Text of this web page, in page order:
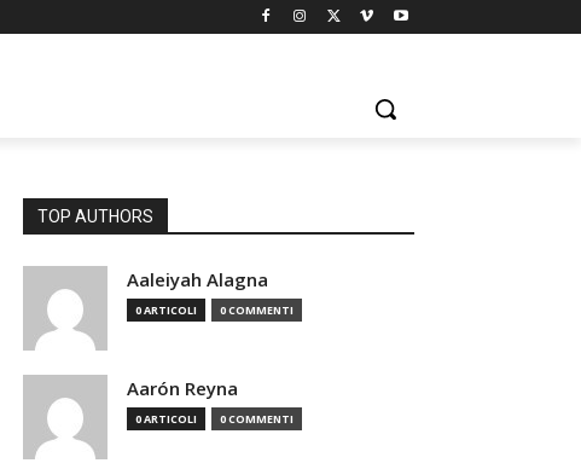
TOP AUTHORS
Aaleiyah Alagna
0 ARTICOLI 0 COMMENTI
Aarón Reyna
0 ARTICOLI 0 COMMENTI